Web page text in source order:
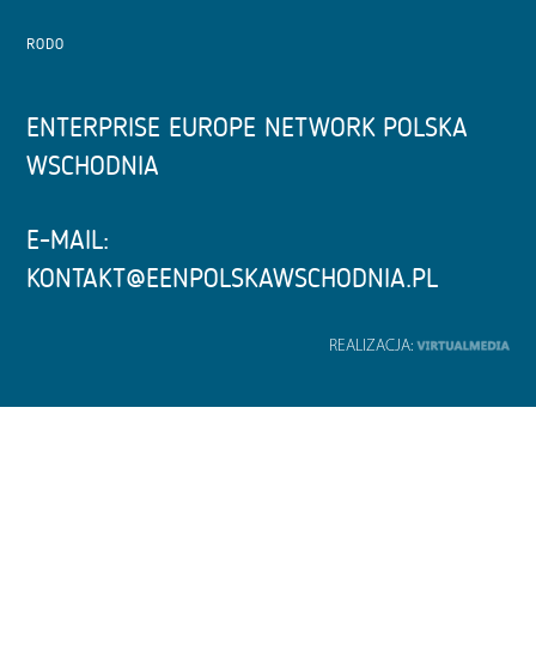
RODO
ENTERPRISE EUROPE NETWORK POLSKA
WSCHODNIA
E-MAIL:
KONTAKT@EENPOLSKAWSCHODNIA.PL
REALIZACJA: